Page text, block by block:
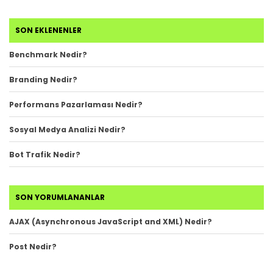
SON EKLENENLER
Benchmark Nedir?
Branding Nedir?
Performans Pazarlaması Nedir?
Sosyal Medya Analizi Nedir?
Bot Trafik Nedir?
SON YORUMLANANLAR
AJAX (Asynchronous JavaScript and XML) Nedir?
Post Nedir?